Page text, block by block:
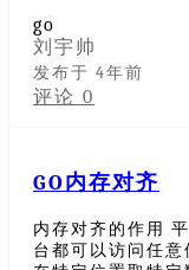
go
刘宇帅
发布于 4年前
评论 0
GO内存对齐
内存对齐的作用
台都可以访问任